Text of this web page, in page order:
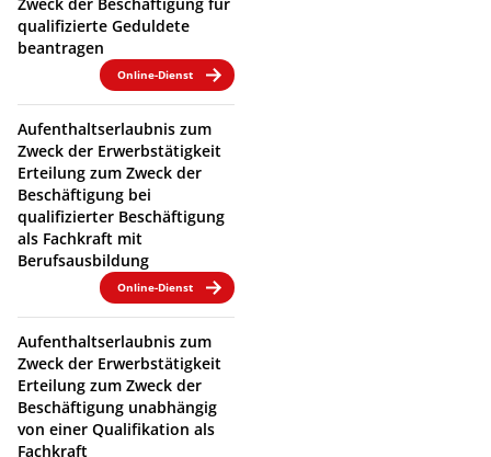
qualifizierte Geduldete
beantragen
Online-Dienst
Aufenthaltserlaubnis zum
Zweck der Erwerbstätigkeit
Erteilung zum Zweck der
Beschäftigung bei
qualifizierter Beschäftigung
als Fachkraft mit
Berufsausbildung
Online-Dienst
Aufenthaltserlaubnis zum
Zweck der Erwerbstätigkeit
Erteilung zum Zweck der
Beschäftigung unabhängig
von einer Qualifikation als
Fachkraft